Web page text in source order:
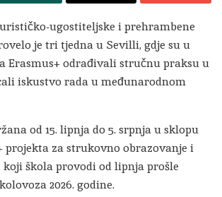
ugostiteljske i prehrambene
je tri tjedna u Sevilli, gdje su u
Erasmus+ odrađivali stručnu praksu u
iskustvo rada u međunarodnom
od 15. lipnja do 5. srpnja u sklopu
projekta za strukovno obrazovanje i
koji škola provodi od lipnja prošle
2026. godine.